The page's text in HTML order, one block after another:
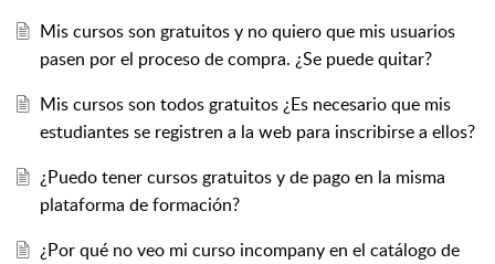
Mis cursos son gratuitos y no quiero que mis usuarios
pasen por el proceso de compra. ¿Se puede quitar?
Mis cursos son todos gratuitos ¿Es necesario que mis
estudiantes se registren a la web para inscribirse a ellos?
¿Puedo tener cursos gratuitos y de pago en la misma
plataforma de formación?
¿Por qué no veo mi curso incompany en el catálogo de